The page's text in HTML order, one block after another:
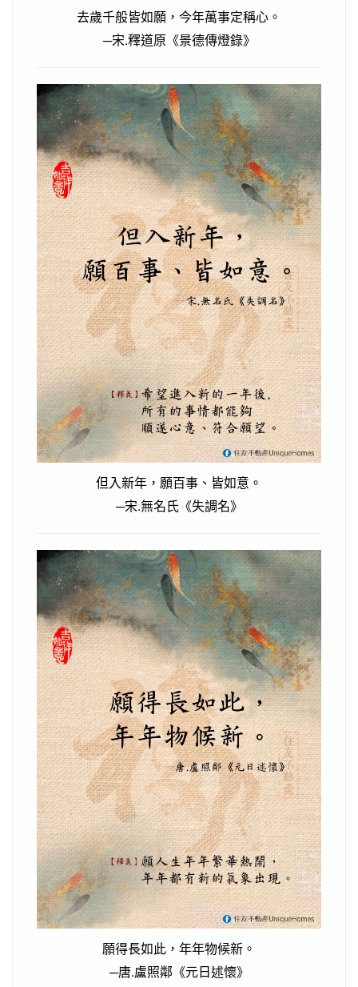
去歲千般皆如願，今年萬事定稱心。
─宋.釋道原《景德傳燈錄》
但入新年，願百事、皆如意。
─宋.無名氏《失調名》
願得長如此，年年物候新。
─唐.盧照鄰《元日述懷》